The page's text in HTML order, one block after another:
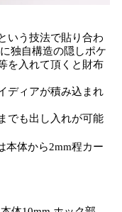
いう技法で貼り合わ
独自構造の隠しポケ
を入れて頂くと財布
ディアが積み込まれ
でも出し入れが可能
本体から2mm程カー